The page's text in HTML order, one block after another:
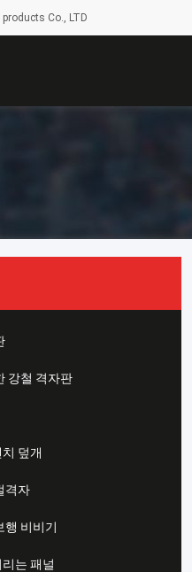
Co., LTD
강철 격자판
덮개
격자
행 비비기
는 패널